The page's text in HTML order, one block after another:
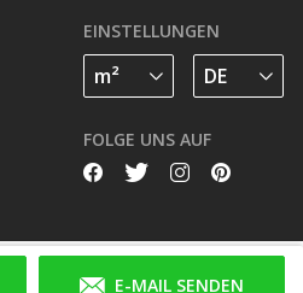
E-MAIL SENDEN
EINSTELLUNGEN
FOLGE UNS AUF